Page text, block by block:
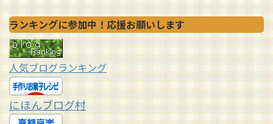
ランキングに参加中！応援お願いします
人気ブログランキング
にほんブログ村